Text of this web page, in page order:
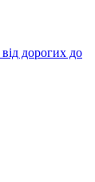
від дорогих до